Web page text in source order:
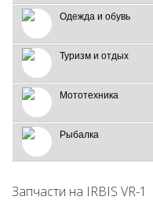
Одежда и обувь
Туризм и отдых
Мототехника
Рыбалка
Запчасти на IRBIS VR-1